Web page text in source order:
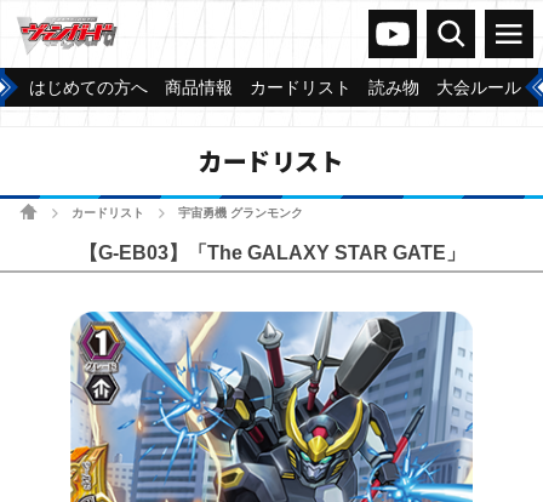
ヴァンガードch
検索 メニュー
はじめての方へ 商品情報 カードリスト 読み物 大会ルール
カードリスト
ホームカードリスト 宇宙勇機 グランモンク
【G-EB03】「The GALAXY STAR GATE」